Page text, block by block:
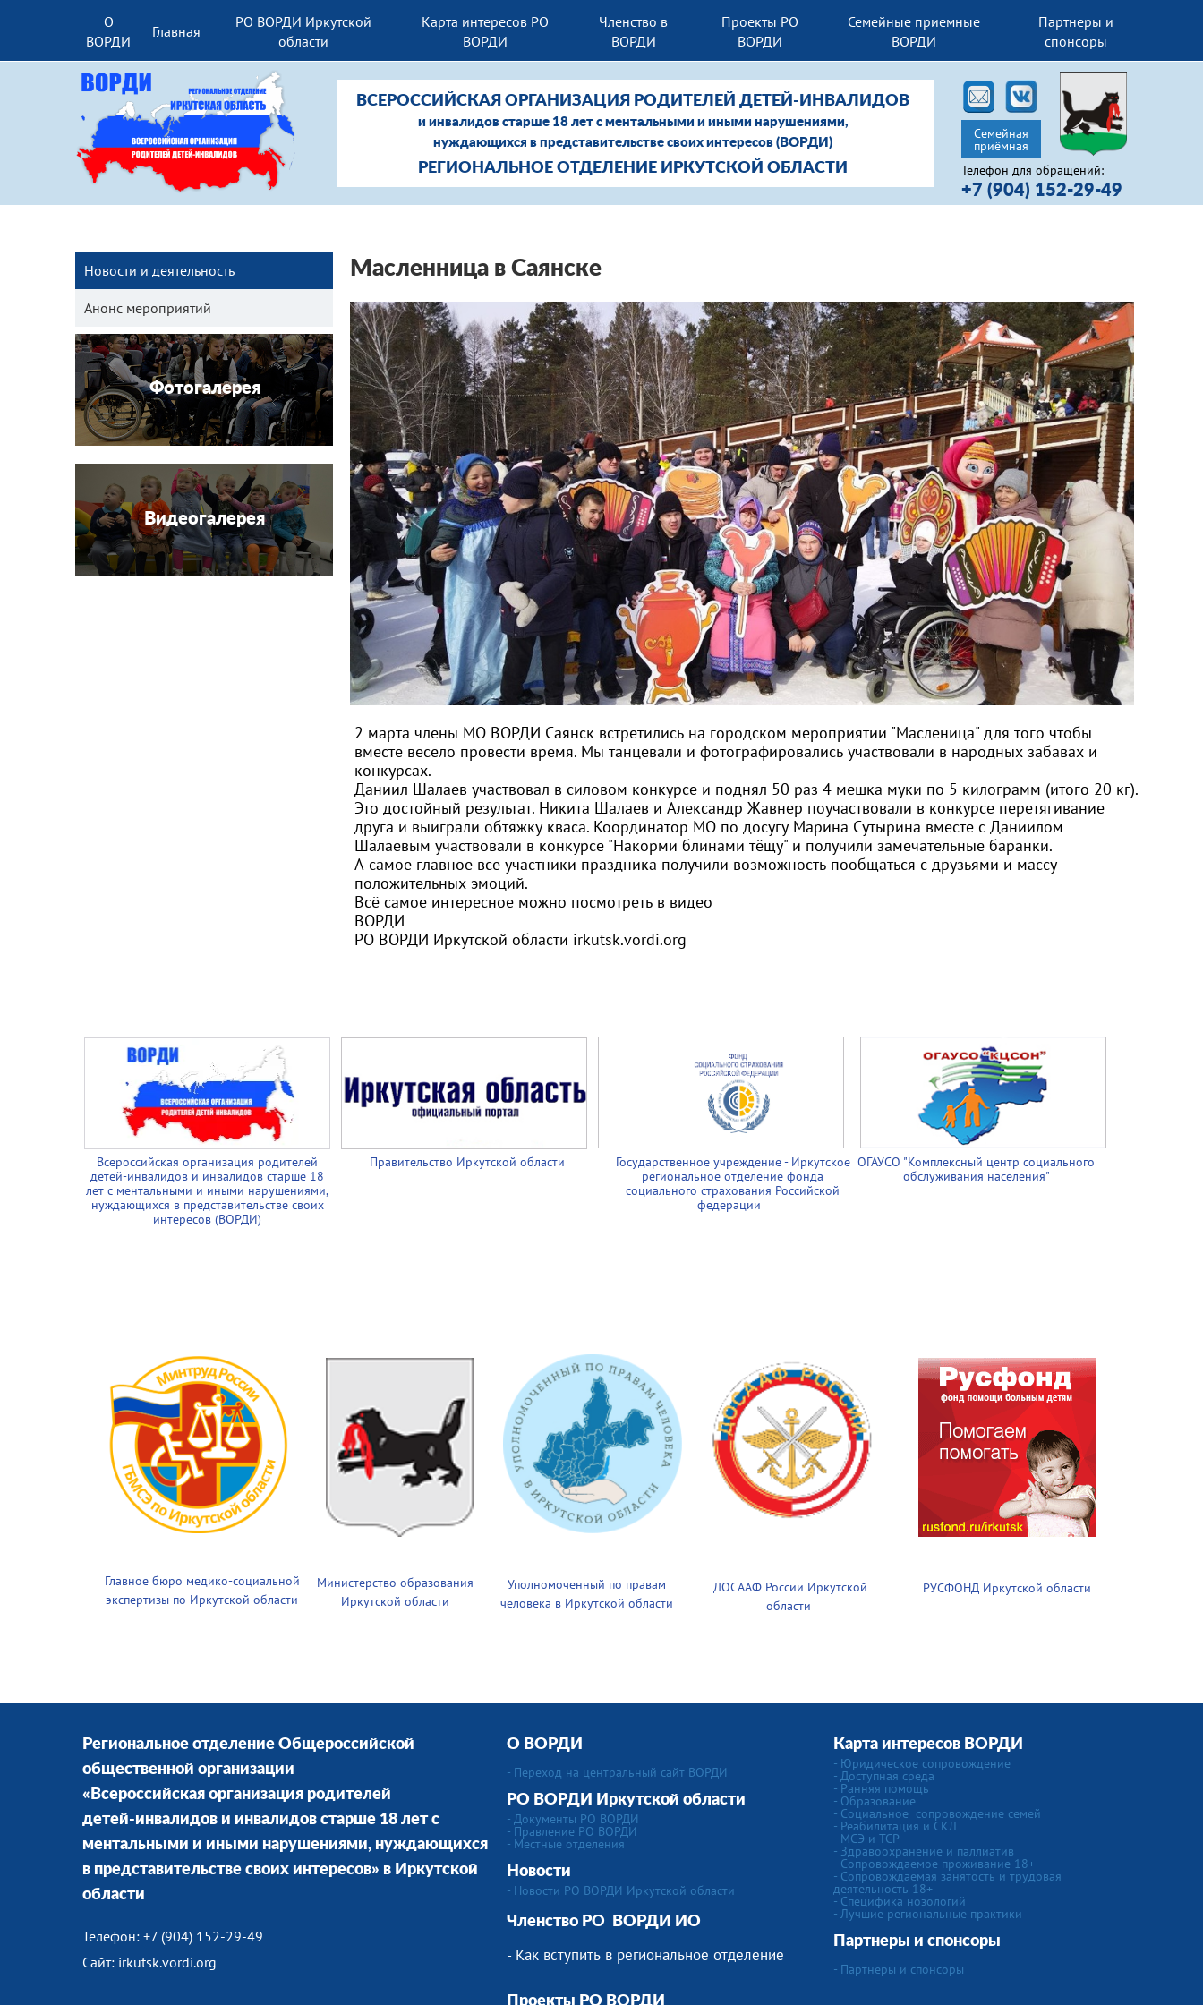
О
ВОРДИ
Главная
РО ВОРДИ Иркутской
области
Карта интересов РО
ВОРДИ
Членство в
ВОРДИ
Проекты РО
ВОРДИ
Семейные приемные
ВОРДИ
Партнеры и
спонсоры
Телефон для обращений:
+7 (904) 152-29-49
ВСЕРОССИЙСКАЯ ОРГАНИЗАЦИЯ РОДИТЕЛЕЙ ДЕТЕЙ-ИНВАЛИДОВ
и инвалидов старше 18 лет с ментальными и иными нарушениями,
нуждающихся в представительстве своих интересов (ВОРДИ)
РЕГИОНАЛЬНОЕ ОТДЕЛЕНИЕ ИРКУТСКОЙ ОБЛАСТИ
Семейная
приёмная
Новости и деятельность
Анонс мероприятий
Фотогалерея
Видеогалерея
Масленница в Саянске
2 марта члены МО ВОРДИ Саянск встретились на городском мероприятии "Масленица" для того чтобы
вместе весело провести время. Мы танцевали и фотографировались участвовали в народных забавах и
конкурсах.
Даниил Шалаев участвовал в силовом конкурсе и поднял 50 раз 4 мешка муки по 5 килограмм (итого 20 кг).
Это достойный результат. Никита Шалаев и Александр Жавнер поучаствовали в конкурсе перетягивание
друга и выиграли обтяжку кваса. Координатор МО по досугу Марина Сутырина вместе с Даниилом
Шалаевым участвовали в конкурсе "Накорми блинами тёщу" и получили замечательные баранки.
А самое главное все участники праздника получили возможность пообщаться с друзьями и массу
положительных эмоций.
Всё самое интересное можно посмотреть в видео
ВОРДИ
РО ВОРДИ Иркутской области irkutsk.vordi.org
Всероссийская организация родителей
детей-инвалидов и инвалидов старше 18
лет с ментальными и иными нарушениями,
нуждающихся в представительстве своих
интересов (ВОРДИ)
Правительство Иркутской области
Государственное учреждение - Иркутское
региональное отделение фонда
социального страхования Российской
федерации
ОГАУСО "Комплексный центр социального
обслуживания населения"
Главное бюро медико-социальной
экспертизы по Иркутской области
Министерство образования
Иркутской области
Уполномоченный по правам
человека в Иркутской области
ДОСААФ России Иркутской
области
РУСФОНД Иркутской области
Региональное отделение Общероссийской
общественной организации
«Всероссийская организация родителей
детей-инвалидов и инвалидов старше 18 лет с
ментальными и иными нарушениями, нуждающихся
в представительстве своих интересов» в Иркутской
области
Телефон: +7 (904) 152-29-49
Сайт: irkutsk.vordi.org
О ВОРДИ
- Переход на центральный сайт ВОРДИ
РО ВОРДИ Иркутской области
- Документы РО ВОРДИ
- Правление РО ВОРДИ
- Местные отделения
Новости
- Новости РО ВОРДИ Иркутской области
Членство РО
ВОРДИ ИО
- Как вступить в региональное отделение
Проекты РО ВОРДИ
Карта интересов ВОРДИ
- Юридическое сопровождение
- Доступная среда
- Ранняя помощь
- Образование
- Социальное сопровождение семей
- Реабилитация и СКЛ
- МСЭ и ТСР
- Здравоохранение и паллиатив
- Сопровождаемое проживание 18+
- Сопровождаемая занятость и трудовая
деятельность 18+
- Специфика нозологий
- Лучшие региональные практики
Партнеры и спонсоры
- Партнеры и спонсоры